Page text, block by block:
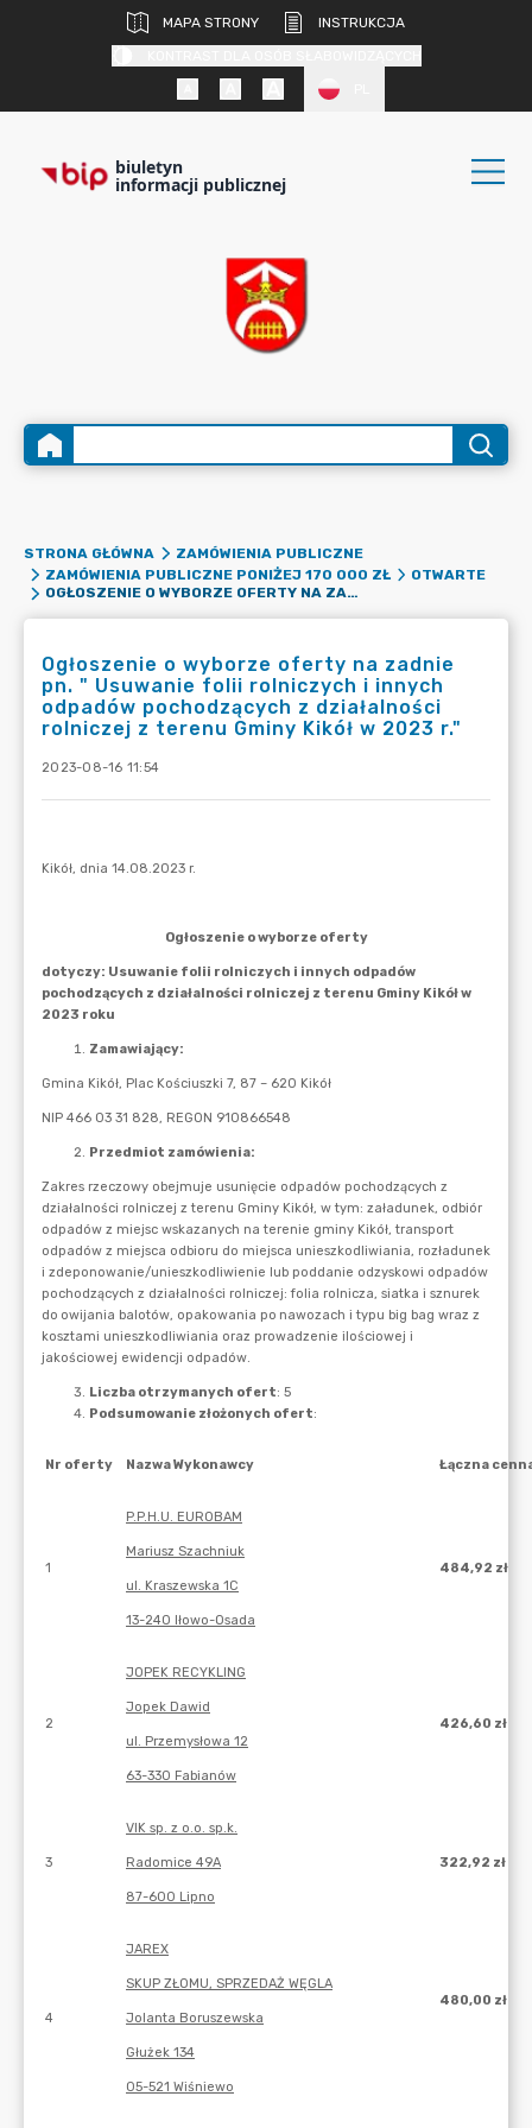
MAPA STRONY
INSTRUKCJA
biuletyn
informacji publicznej
STRONA GŁÓWNA
ZAMÓWIENIA PUBLICZNE
ZAMÓWIENIA PUBLICZNE PONIŻEJ 170 000 ZŁ
OTWARTE
OGŁOSZENIE O WYBORZE OFERTY NA ZADNIE PN. " USUWANIE FOLII ROLNICZYCH I INNYCH ODPADÓW POCHODZĄCYCH Z DZIAŁALNOŚCI ROLNICZEJ Z TERENU GMINY KIKÓŁ W 2023 R."
Ogłoszenie o wyborze oferty na zadnie
pn. " Usuwanie folii rolniczych i innych
odpadów pochodzących z działalności
rolniczej z terenu Gminy Kikół w 2023 r."
2023-08-16 11:54